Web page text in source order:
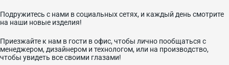
Подружитесь с нами в социальных сетях, и каждый день смотрите
на наши новые изделия!
Приезжайте к нам в гости в офис, чтобы лично пообщаться с
менеджером, дизайнером и технологом, или на производство,
чтобы увидеть все своими глазами!